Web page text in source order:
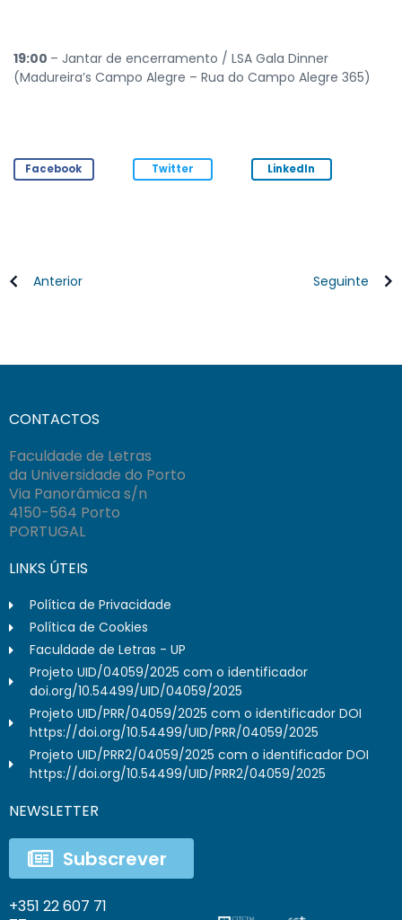
19:00 – Jantar de encerramento / LSA Gala Dinner
(Madureira’s Campo Alegre – Rua do Campo Alegre 365)
Facebook Twitter LinkedIn
Anterior Seguinte
CONTACTOS
Faculdade de Letras
da Universidade do Porto
Via Panorâmica s/n
4150-564 Porto
PORTUGAL
LINKS ÚTEIS
Política de Privacidade
Política de Cookies
Faculdade de Letras - UP
Projeto UID/04059/2025 com o identificador
doi.org/10.54499/UID/04059/2025
Projeto UID/PRR/04059/2025 com o identificador DOI
https://doi.org/10.54499/UID/PRR/04059/2025
Projeto UID/PRR2/04059/2025 com o identificador DOI
https://doi.org/10.54499/UID/PRR2/04059/2025
NEWSLETTER
Subscrever
+351 22 607 71